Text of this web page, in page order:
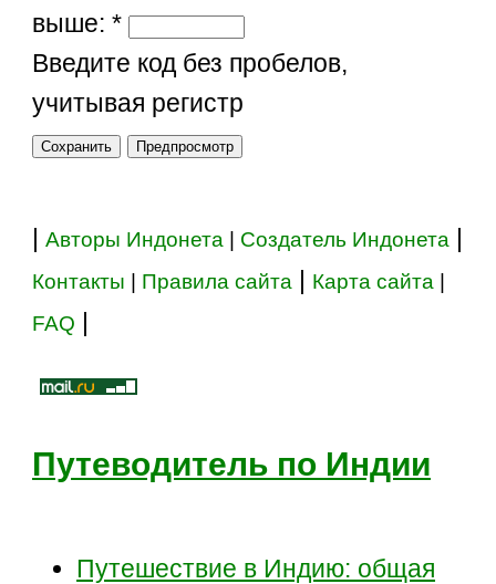
выше:*
Введите код без пробелов,
учитывая регистр
|Авторы Индонета Создатель Индонета
Контакты Правила сайта Карта сайта
FAQ
Путеводитель по Индии
Путешествие в Индию: общая